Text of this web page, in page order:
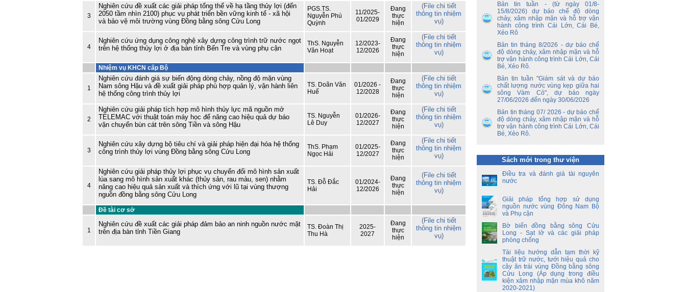
Tuổi trẻ Viện Khoa học Thủy lợi miền
Nam thăm, tri ân các Mẹ Việt Nam Anh
hùng nhân dịp kỷ niệm 79 năm Ngày
Thương binh - Liệt sĩ (27/7/1947 –
27/7/2026)
Rà soát, điều chỉnh Quy trình vận hành
liên hồ chứa sông Đồng Nai: Nâng cao
hiệu quả điều tiết nguồn nước, chủ
động ứng phó thiên tai và bảo đảm an
ninh nguồn nước
Đoàn Thanh niên Viện Khoa học Thủy
lợi miền Nam tham gia Hội nghị sơ kết
công tác Đoàn và phong trào thanh niên
06 tháng đầu năm 2026 của Đoàn Bộ
Nông nghiệp và Môi trường
Tuổi trẻ Viện Khoa học Thủy lợi miền
Nam tham gia dâng hương, dâng hoa
tại Bia tượng niệm nhà đèn Chợ Quán
Lễ khai mạc Hội thao viên chức, người
lao động năm 2026 và Giải bóng đá
truyền thống lần thứ XIV của Viện Khoa
học Thủy lợi miền Nam
3
Nghiên cứu đề xuất các giải pháp tổng thể về hạ tầng thủy lợi (đến
2050 tầm nhìn 2100) phục vụ phát triển bền vững kinh tế - xã hội
và bảo vệ môi trường vùng Đồng bằng sông Cửu Long
PGS.TS.
Nguyễn Phú
Quỳnh
11/2025-
01/2029
Đang
thực
hiện
(File chi tiết
thông tin nhiệm
vụ)
4
Nghiên cứu ứng dụng công nghệ xây dựng công trình trữ nước ngọt
trên hệ thống thủy lợi ở địa bàn tỉnh Bến Tre và vùng phụ cận
ThS. Nguyễn
Văn Hoạt
12/2023-
12/2026
Đang
thực
hiện
(File chi tiết
thông tin nhiệm
vụ)
Nhiệm vụ KHCN cấp Bộ
1
Nghiên cứu đánh giá sự biến động dòng chảy, nồng độ mặn vùng
Nam sông Hậu và đề xuất giải pháp phù hợp quản lý, vận hành liên
hệ thống công trình thủy lợi
TS. Doãn Văn
Huế
01/2026 -
12/2028
Đang
thực
hiện
(File chi tiết
thông tin nhiệm
vụ)
2
Nghiên cứu giải pháp tích hợp mô hình thủy lực mã nguồn mở
TELEMAC với thuật toán máy học để nâng cao hiệu quả dự báo
vận chuyển bùn cát trên sông Tiền và sông Hậu
TS. Nguyễn
Lê Duy
01/2026-
12/2027
Đang
thực
hiện
(File chi tiết
thông tin nhiệm
vụ)
3
Nghiên cứu xây dựng bộ tiêu chí và giải pháp hiện đại hóa hệ thống
công trình thủy lợi vùng Đồng bằng sông Cửu Long
ThS. Phạm
Ngọc Hải
01/2025-
12/2027
Đang
thực
hiện
(File chi tiết
thông tin nhiệm
vụ)
4
Nghiên cứu giải pháp thủy lợi phục vụ chuyển đổi mô hình sản xuất
lúa sang mô hình sản xuất khác (thủy sản, rau màu, sen) nhằm
nâng cao hiệu quả sản xuất và thích ứng với lũ tại vùng thượng
nguồn đồng bằng sông Cửu Long
TS. Đỗ Đắc
Hải
01/2024-
12/2026
Đang
thực
hiện
(File chi tiết
thông tin nhiệm
vụ)
Đề tài cơ sở
1
Nghiên cứu đề xuất các giải pháp đảm bảo an ninh nguồn nước mặt
trên địa bàn tỉnh Tiền Giang
TS. Đoàn Thị
Thu Hà
2025-
2027
Đang
thực
hiện
(File chi tiết
thông tin nhiệm
vụ)
Bản tin tuần - (từ ngày 01/8-
15/8/2026) dự báo chế độ dòng
chảy, xâm nhập mặn và hỗ trợ vận
hành công trình Cái Lớn, Cái Bé,
Xẻo Rô
Bản tin tháng 8/2026 - dự báo chế
độ dòng chảy, xâm nhập mặn và hỗ
trợ vận hành công trình Cái Lớn, Cái
Bé, Xẻo Rô.
Bản tin tuần "Giám sát và dự báo
chất lượng nước vùng kẹp giữa hai
sông Vàm Cỏ", dự báo ngày
27/06/2026 đến ngày 30/06/2026
Bản tin tháng 07/ 2026 - dự báo chế
độ dòng chảy, xâm nhập mặn và hỗ
trợ vận hành công trình Cái Lớn, Cái
Bé, Xẻo Rô.
Sách mới trong thư viện
Điều tra và đánh giá tài nguyên
nước
Giải pháp tổng hợp sử dụng
nguồn nước vùng Đông Nam Bộ
và Phụ cận
Bờ biển đồng bằng sông Cửu
Long - Sạt lở và các giải pháp
phòng chống
Tài liệu hướng dẫn tạm thời kỹ
thuật trữ nước, tưới hiệu quả cho
cây ăn trái vùng Đồng bằng sông
Cửu Long (Áp dụng trong điều
kiện xâm nhập mặn mùa khô năm
2020-2021)